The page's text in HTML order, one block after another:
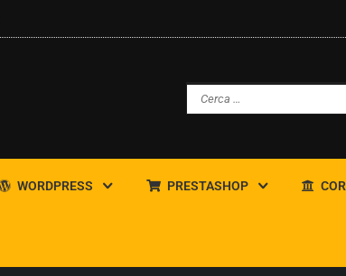
WORDPRESS PRESTASHOP